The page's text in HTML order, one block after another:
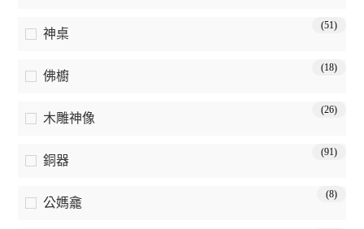
神桌
(51)
佛櫥
(18)
木雕神像
(26)
銅器
(91)
公媽龕
(8)